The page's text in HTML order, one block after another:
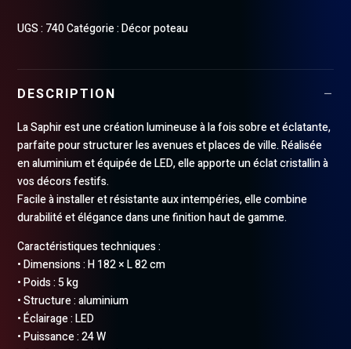
UGS : 740Catégorie :Décor poteau
DESCRIPTION
La Saphir est une création lumineuse à la fois sobre et éclatante,
parfaite pour structurer les avenues et places de ville. Réalisée
en aluminium et équipée de LED, elle apporte un éclat cristallin à
vos décors festifs.
Facile à installer et résistante aux intempéries, elle combine
durabilité et élégance dans une finition haut de gamme.
Caractéristiques techniques :
• Dimensions : H 182 × L 82 cm
• Poids : 5 kg
• Structure : aluminium
• Éclairage : LED
• Puissance : 24 W